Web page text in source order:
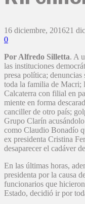
16 diciembre, 201621
0
Por Alfredo Silletta. A
las instituciones
presa política; denuncias
toda la familia de Macri;
Calcaterra con filial en
miente en forma
canciller de otro país;
Grupo Clarín
como Claudio Bonadío
ex presidenta Cristina
desaparecer el cadáver
En las últimas horas,
presidenta por la causa
funcionarios que
Estado, decidió ir por